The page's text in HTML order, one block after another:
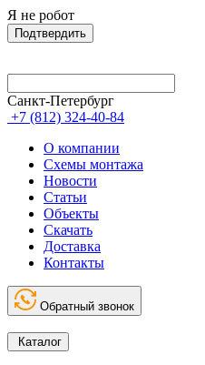
Я не робот
Подтвердить
Санкт-Петербург
+7 (812) 324-40-84
О компании
Схемы монтажа
Новости
Статьи
Объекты
Скачать
Доставка
Контакты
Обратный звонок
Каталог